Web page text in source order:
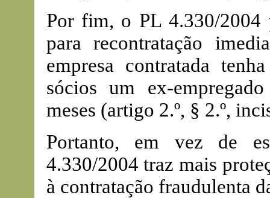
Por fim, o PL 4.330/2004
para recontratação
empresa contratada
sócios um ex-
meses (artigo 2.º, § 2.º,
Portanto, em vez de
4.330/2004 traz mais
à contratação fraudulenta